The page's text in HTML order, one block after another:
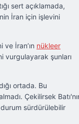
sert açıklamada,
İran için işlevini
ve İran’ın nükleer
vurgulayarak şunları
ortada. Bu
Çekilirsek
sürdürülebilir